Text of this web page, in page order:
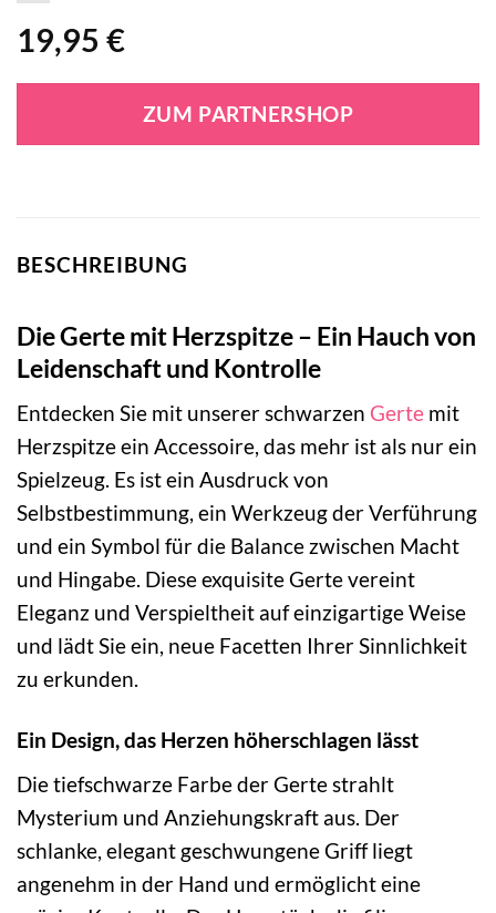
19,95 €
ZUM PARTNERSHOP
BESCHREIBUNG
Die Gerte mit Herzspitze – Ein Hauch von
Leidenschaft und Kontrolle
Entdecken Sie mit unserer schwarzen Gerte mit
Herzspitze ein Accessoire, das mehr ist als nur ein
Spielzeug. Es ist ein Ausdruck von
Selbstbestimmung, ein Werkzeug der Verführung
und ein Symbol für die Balance zwischen Macht
und Hingabe. Diese exquisite Gerte vereint
Eleganz und Verspieltheit auf einzigartige Weise
und lädt Sie ein, neue Facetten Ihrer Sinnlichkeit
zu erkunden.
Ein Design, das Herzen höherschlagen lässt
Die tiefschwarze Farbe der Gerte strahlt
Mysterium und Anziehungskraft aus. Der
schlanke, elegant geschwungene Griff liegt
angenehm in der Hand und ermöglicht eine